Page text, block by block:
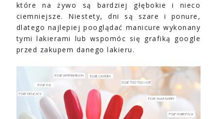
które na żywo są bardziej głębokie i nieco
ciemniejsze. Niestety, dni są szare i ponure,
dlatego najlepiej pooglądać manicure wykonany
tymi lakierami lub wspomóc się grafiką google
przed zakupem danego lakieru.